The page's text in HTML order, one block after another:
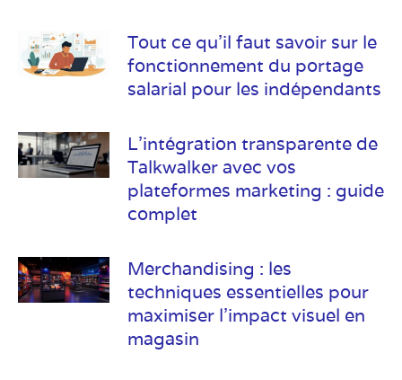
Tout ce qu’il faut savoir sur le
fonctionnement du portage
salarial pour les indépendants
L’intégration transparente de
Talkwalker avec vos
plateformes marketing : guide
complet
Merchandising : les
techniques essentielles pour
maximiser l’impact visuel en
magasin